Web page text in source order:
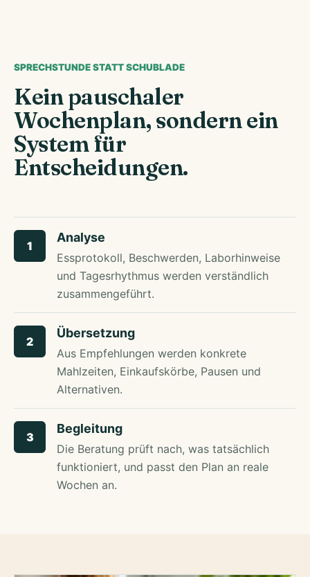
SPRECHSTUNDE STATT SCHUBLADE
Kein pauschaler
Wochenplan, sondern ein
System für
Entscheidungen.
1
Analyse
Essprotokoll, Beschwerden, Laborhinweise
und Tagesrhythmus werden verständlich
zusammengeführt.
2
Übersetzung
Aus Empfehlungen werden konkrete
Mahlzeiten, Einkaufskörbe, Pausen und
Alternativen.
3
Begleitung
Die Beratung prüft nach, was tatsächlich
funktioniert, und passt den Plan an reale
Wochen an.